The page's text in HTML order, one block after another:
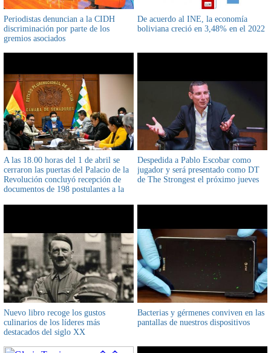
Periodistas denuncian a la CIDH
discriminación por parte de los
gremios asociados
De acuerdo al INE, la economía
boliviana creció en 3,48% en el 2022
A las 18.00 horas del 1 de abril se
cerraron las puertas del Palacio de la
Revolución concluyó recepción de
documentos de 198 postulantes a la
Despedida a Pablo Escobar como
jugador y será presentado como DT
de The Strongest el próximo jueves
Nuevo libro recoge los gustos
culinarios de los líderes más
destacados del siglo XX
Bacterias y gérmenes conviven en las
pantallas de nuestros dispositivos